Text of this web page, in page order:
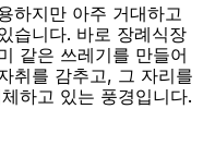
하지만 아주 거대하고
습니다. 바로 장례식장
같은 쓰레기를 만들어
취를 감추고, 그 자리를
하고 있는 풍경입니다.